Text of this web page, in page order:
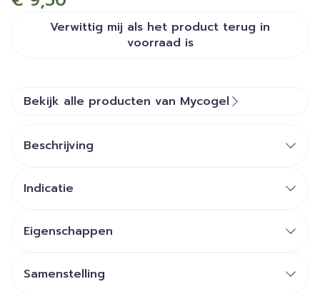
Verwittig mij als het product terug in
voorraad is
Bekijk alle producten van Mycogel
Beschrijving
Kalmerend, verlicht gevoelens van ongemak
Indicatie
Eigenschappen
Samenstelling